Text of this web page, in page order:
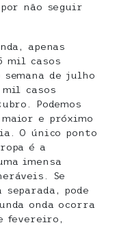
não seguir
apenas
mil casos
de julho
casos
Podemos
e próximo
O único ponto
é a
imensa
Se
pode
onda ocorra
fevereiro,